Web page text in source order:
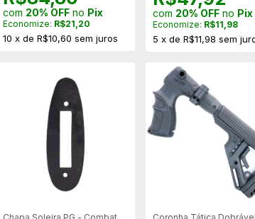
com 20% OFF no Pix
Economize: R$21,20
10 x de R$10,60 sem juros
com 20% OFF no Pix
Economize: R$11,98
5 xdeR$11,98 sem
Chapa Soleira PG - Combat
Coronha Tática